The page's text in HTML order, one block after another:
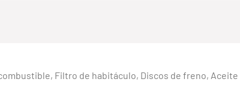
Filtro de habitáculo, Discos de freno,